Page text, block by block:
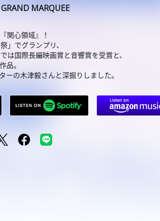
MARQUEE
関心領域』！
」でグランプリ、
は国際長編映画賞と音響賞を受賞と、
品。
ーの木津毅さんと深掘りしました。